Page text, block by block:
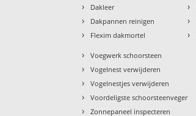
› Dakleer
› Dakpannen reinigen
› Flexim dakmortel
›
›
›
› Voegwerk schoorsteen
› Vogelnest verwijderen
› Vogelnestjes verwijderen
› Voordeligste schoorsteenveger
› Zonnepaneel inspecteren